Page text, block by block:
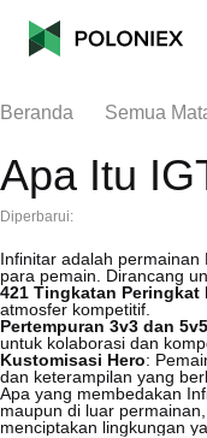
Beranda Semua
Apa Itu
Diperbarui:
Infinitar adalah
para pemain. Dirancang
421 Tingkatan Peringkat
atmosfer kompetitif.
Pertempuran 3v3 dan 5v5
untuk kolaborasi dan
Kustomisasi Hero:
dan keterampilan yang
Apa yang membedakan
maupun di luar
menciptakan lingkungan